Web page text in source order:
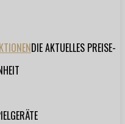
DIE AKTUELLES PREISE-